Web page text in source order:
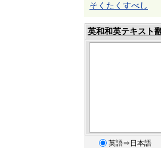
そくたくすべし
英和和英テキスト
英語⇒日本語